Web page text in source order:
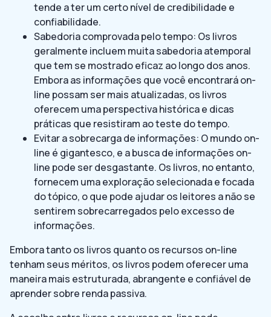
tende a ter um certo nível de credibilidade e
confiabilidade.
Sabedoria comprovada pelo tempo: Os livros
geralmente incluem muita sabedoria atemporal
que tem se mostrado eficaz ao longo dos anos.
Embora as informações que você encontrará on-
line possam ser mais atualizadas, os livros
oferecem uma perspectiva histórica e dicas
práticas que resistiram ao teste do tempo.
Evitar a sobrecarga de informações: O mundo on-
line é gigantesco, e a busca de informações on-
line pode ser desgastante. Os livros, no entanto,
fornecem uma exploração selecionada e focada
do tópico, o que pode ajudar os leitores a não se
sentirem sobrecarregados pelo excesso de
informações.
Embora tanto os livros quanto os recursos on-line
tenham seus méritos, os livros podem oferecer uma
maneira mais estruturada, abrangente e confiável de
aprender sobre renda passiva.